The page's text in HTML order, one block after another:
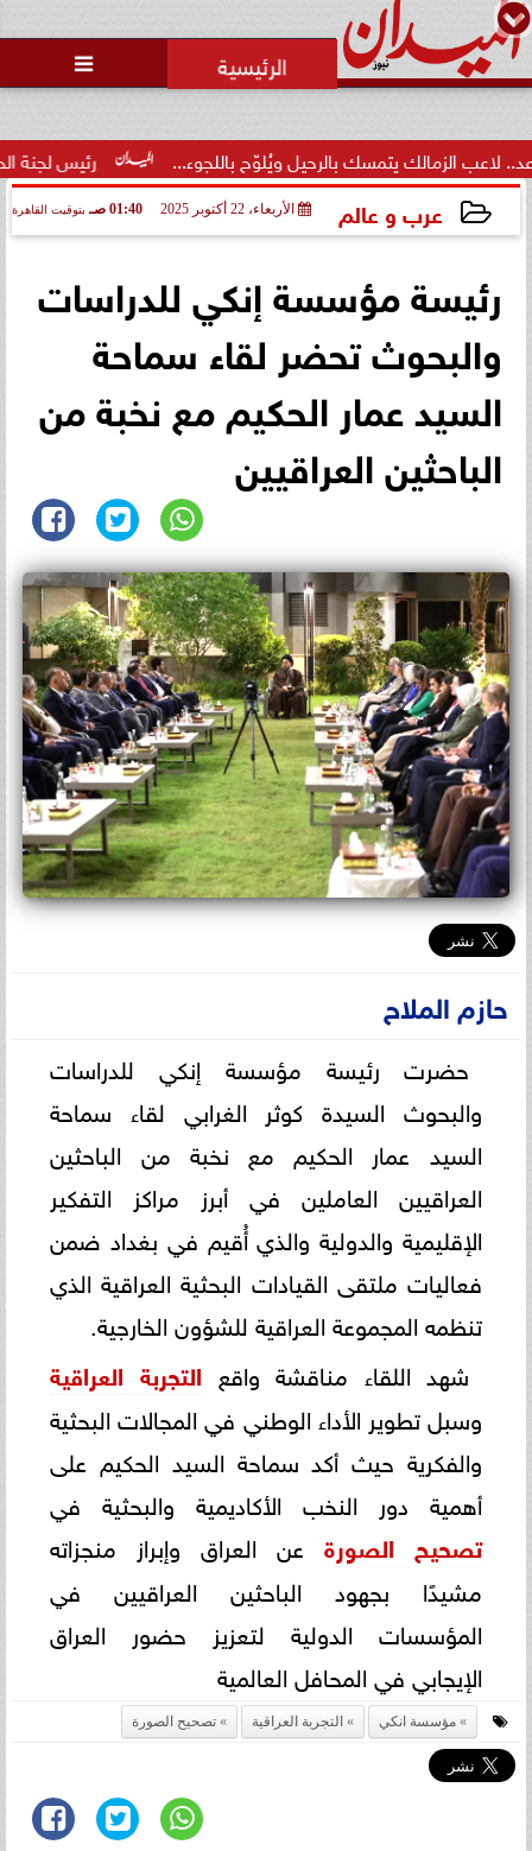

رئيس لجنة الحكام: يتمسك بالرحيل ويُلوّح باللجوء...
عرب و عالم الأربعاء، 22 أكتوبر 2025 01:40 صـ بتوقيت القاهرة
رئيسة مؤسسة إنكي للدراسات
والبحوث تحضر لقاء سماحة
السيد عمار الحكيم مع نخبة من
الباحثين العراقيين
حازم الملاح
حضرت رئيسة مؤسسة إنكي للدراسات
والبحوث السيدة كوثر الغرابي لقاء سماحة
السيد عمار الحكيم مع نخبة من الباحثين
العراقيين العاملين في أبرز مراكز التفكير
الإقليمية والدولية والذي أُقيم في بغداد ضمن
فعاليات ملتقى القيادات البحثية العراقية الذي
تنظمه المجموعة العراقية للشؤون الخارجية.
شهد اللقاء مناقشة واقع التجربة العراقية
وسبل تطوير الأداء الوطني في المجالات البحثية
والفكرية حيث أكد سماحة السيد الحكيم على
أهمية دور النخب الأكاديمية والبحثية في
تصحيح الصورة عن العراق وإبراز منجزاته
مشيدًا بجهود الباحثين العراقيين في
المؤسسات الدولية لتعزيز حضور العراق
الإيجابي في المحافل العالمية
مؤسسة انكي التجربة العراقية تصحيح الصورة